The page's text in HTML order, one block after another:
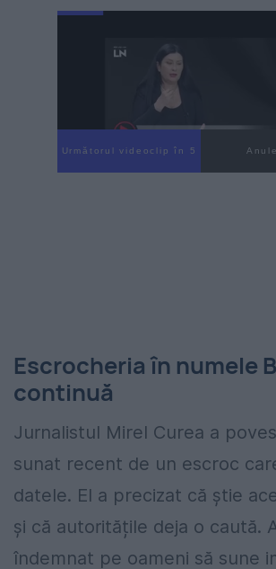
Următorul videoclip în 4
Escrocheria în numele
continuă
Jurnalistul Mirel Curea a
sunat recent de un escroc
datele. El a precizat că știe
și că autoritățile deja o caută.
îndemnat pe oameni să sune